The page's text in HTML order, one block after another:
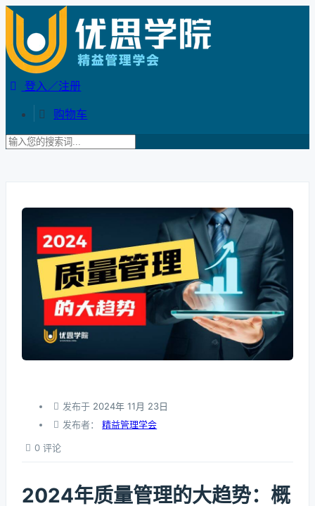
登入／注册
购物车
发布于 2024年 11月 23日
发布者：精益管理学会
0 评论
2024年质量管理的大趋势：概